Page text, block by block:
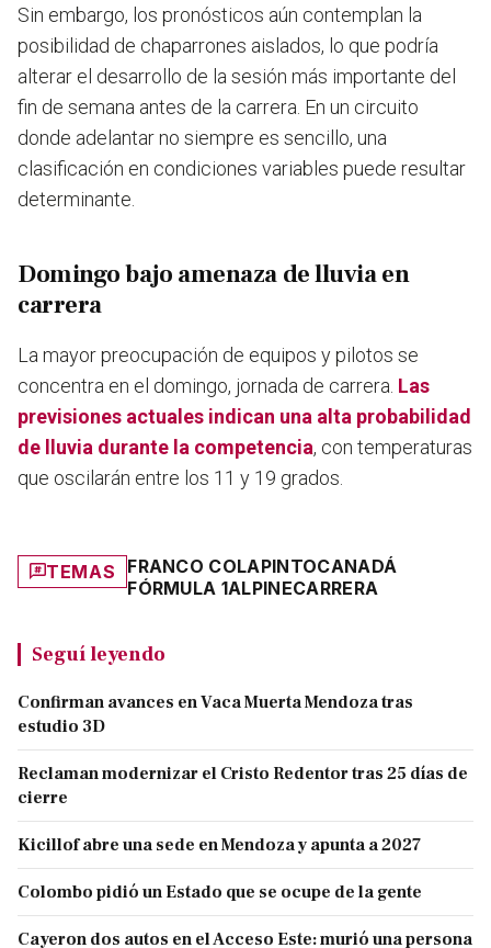
Sin embargo, los pronósticos aún contemplan la
posibilidad de chaparrones aislados, lo que podría
alterar el desarrollo de la sesión más importante del
fin de semana antes de la carrera. En un circuito
donde adelantar no siempre es sencillo, una
clasificación en condiciones variables puede resultar
determinante.
Domingo bajo amenaza de lluvia en
carrera
La mayor preocupación de equipos y pilotos se
concentra en el domingo, jornada de carrera. Las
previsiones actuales indican una alta probabilidad
de lluvia durante la competencia, con temperaturas
que oscilarán entre los 11 y 19 grados.
TEMAS FRANCO COLAPINTOCANADÁ
FÓRMULA 1ALPINECARRERA
Seguí leyendo
Confirman avances en Vaca Muerta Mendoza tras
estudio 3D
Reclaman modernizar el Cristo Redentor tras 25 días de
cierre
Kicillof abre una sede en Mendoza y apunta a 2027
Colombo pidió un Estado que se ocupe de la gente
Cayeron dos autos en el Acceso Este: murió una persona